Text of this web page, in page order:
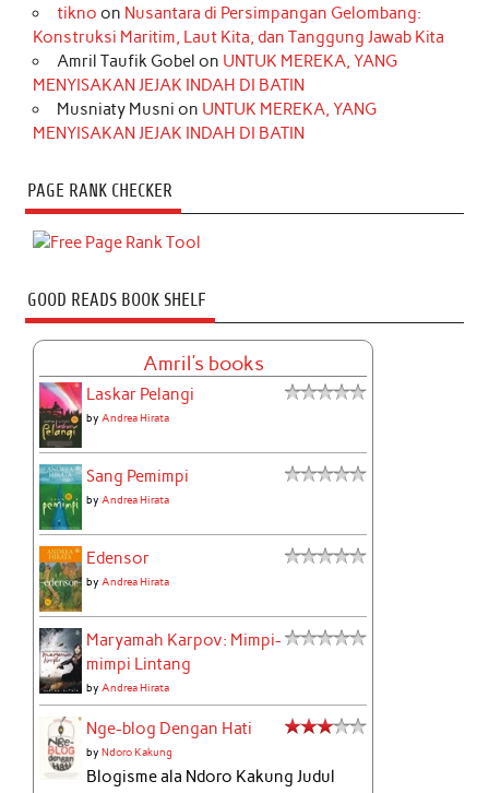
tikno on Nusantara di Persimpangan Gelombang:
Konstruksi Maritim, Laut Kita, dan Tanggung Jawab Kita
Amril Taufik Gobel on UNTUK MEREKA, YANG
MENYISAKAN JEJAK INDAH DI BATIN
Musniaty Musni on UNTUK MEREKA, YANG
MENYISAKAN JEJAK INDAH DI BATIN
PAGE RANK CHECKER
GOOD READS BOOK SHELF
Amril's books
Laskar Pelangi
byAndrea Hirata
Sang Pemimpi
byAndrea Hirata
Edensor
byAndrea Hirata
Maryamah Karpov: Mimpi-
mimpi Lintang
byAndrea Hirata
Nge-blog Dengan Hati
byNdoro Kakung
Blogisme ala Ndoro Kakung Judul